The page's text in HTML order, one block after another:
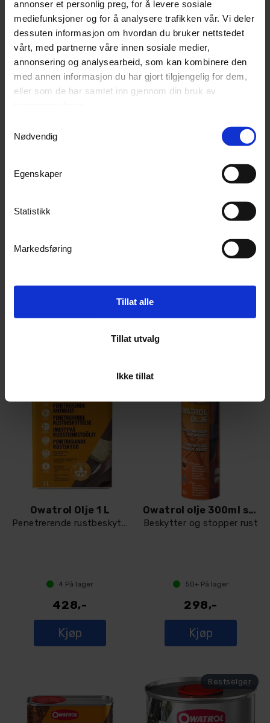
annonser et personlig preg, for å levere sosiale
mediefunksjoner og for å analysere trafikken vår. Vi deler
dessuten informasjon om hvordan du bruker nettstedet
vårt, med partnerne våre innen sosiale medier,
annonsering og analysearbeid, som kan kombinere den
med annen informasjon du har gjort tilgjengelig for dem,
eller som de har samlet inn gjennom din bruk av
Nødvendig
Egenskaper
Statistikk
Markedsføring
Tillat alle
Tillat utvalg
Ikke tillat
20+På lager
1 098,-
Kjøp
50+På lager
348,-
Kjøp
Effektiv malingsfjerner for båt
På lager
Owatrol Olje 1 L
Penetrerende rustbeskyttelse og grunning
4 På lager
428,-
Kjøp
Owatrol olje 300ml spray
Beskytter og stopper rust
50+På lager
298,-
Kjøp